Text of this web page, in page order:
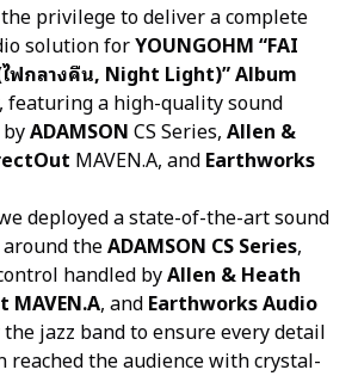
privilege to deliver a complete
solution forYOUNGOHM “FAI
ไฟกลางคืน, Night Light)” Album
, featuring a high-quality sound
ADAMSON CS Series, Allen &
MAVEN.A, and Earthworks
deployed a state-of-the-art sound
theADAMSON CS Series,
handled byAllen & Heath
MAVEN.A, and Earthworks Audio
jazz band to ensure every detail
reached the audience with crystal-